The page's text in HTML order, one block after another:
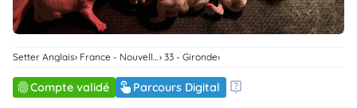
Chiens
Services
Setter Anglais France - Nouvelle-Aquitaine 33 - Gironde
Compte validé Parcours Digital